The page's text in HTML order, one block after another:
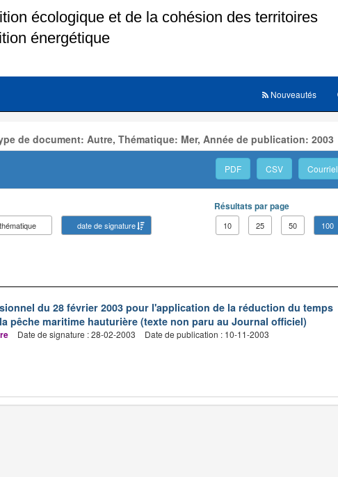
Nouveautés
de document: Autre, Thématique: Mer, Année de publication: 2003
PDF CSV Courriel
thématique
date de signature
Résultats par page
10 25 50 100
du 28 février 2003 pour l'application de la réduction du temps
pêche maritime hauturière (texte non paru au Journal officiel)
Date de signature : 28-02-2003 Date de publication : 10-11-2003